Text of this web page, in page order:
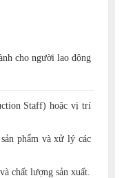
cho người lao động
Staff) hoặc vị trí
phẩm và xử lý các
chất lượng sản xuất.